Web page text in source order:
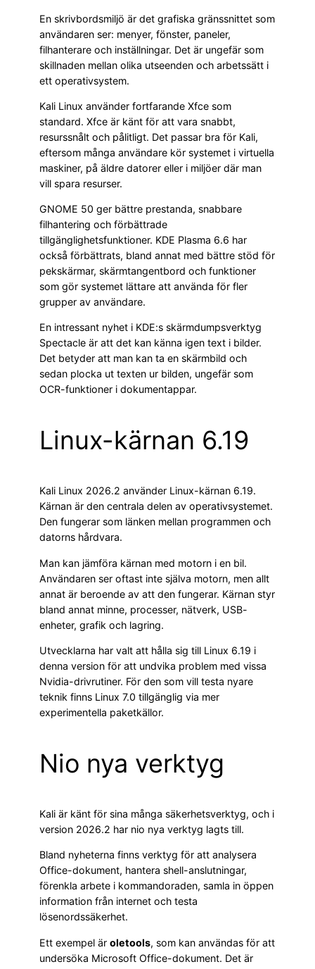
En skrivbordsmiljö är det grafiska gränssnittet som
användaren ser: menyer, fönster, paneler,
filhanterare och inställningar. Det är ungefär som
skillnaden mellan olika utseenden och arbetssätt i
ett operativsystem.
Kali Linux använder fortfarande Xfce som
standard. Xfce är känt för att vara snabbt,
resurssnålt och pålitligt. Det passar bra för Kali,
eftersom många användare kör systemet i virtuella
maskiner, på äldre datorer eller i miljöer där man
vill spara resurser.
GNOME 50 ger bättre prestanda, snabbare
filhantering och förbättrade
tillgänglighetsfunktioner. KDE Plasma 6.6 har
också förbättrats, bland annat med bättre stöd för
pekskärmar, skärmtangentbord och funktioner
som gör systemet lättare att använda för fler
grupper av användare.
En intressant nyhet i KDE:s skärmdumpsverktyg
Spectacle är att det kan känna igen text i bilder.
Det betyder att man kan ta en skärmbild och
sedan plocka ut texten ur bilden, ungefär som
OCR-funktioner i dokumentappar.
Linux-kärnan 6.19
Kali Linux 2026.2 använder Linux-kärnan 6.19.
Kärnan är den centrala delen av operativsystemet.
Den fungerar som länken mellan programmen och
datorns hårdvara.
Man kan jämföra kärnan med motorn i en bil.
Användaren ser oftast inte själva motorn, men allt
annat är beroende av att den fungerar. Kärnan styr
bland annat minne, processer, nätverk, USB-
enheter, grafik och lagring.
Utvecklarna har valt att hålla sig till Linux 6.19 i
denna version för att undvika problem med vissa
Nvidia-drivrutiner. För den som vill testa nyare
teknik finns Linux 7.0 tillgänglig via mer
experimentella paketkällor.
Nio nya verktyg
Kali är känt för sina många säkerhetsverktyg, och i
version 2026.2 har nio nya verktyg lagts till.
Bland nyheterna finns verktyg för att analysera
Office-dokument, hantera shell-anslutningar,
förenkla arbete i kommandoraden, samla in öppen
information från internet och testa
lösenordssäkerhet.
Ett exempel är oletools, som kan användas för att
undersöka Microsoft Office-dokument. Det är